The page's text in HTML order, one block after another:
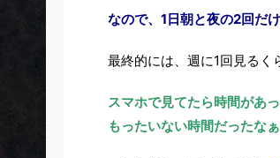
なので、1日朝と夜の2回だ
最終的には、週に1回見るく
スマホで見てたら時間があ
もったいない時間だったな